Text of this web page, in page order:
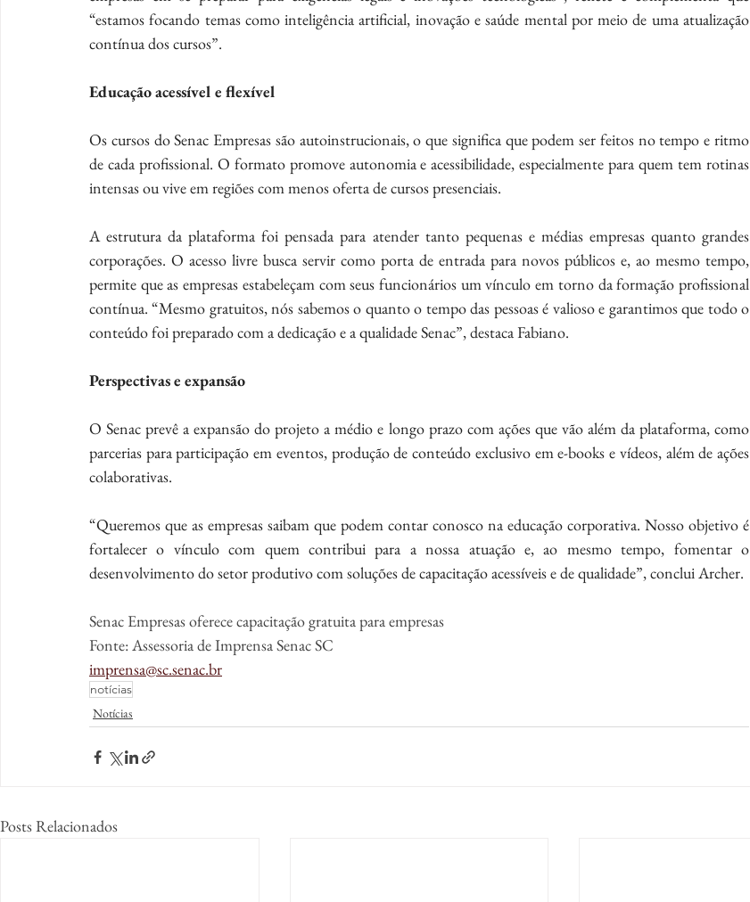
“estamos focando temas como inteligência artificial, inovação e saúde mental por meio de uma atualização
contínua dos cursos”.
Educação acessível e flexível
Os cursos do Senac Empresas são autoinstrucionais, o que significa que podem ser feitos no tempo e ritmo
de cada profissional. O formato promove autonomia e acessibilidade, especialmente para quem tem rotinas
intensas ou vive em regiões com menos oferta de cursos presenciais.
A estrutura da plataforma foi pensada para atender tanto pequenas e médias empresas quanto grandes
corporações. O acesso livre busca servir como porta de entrada para novos públicos e, ao mesmo tempo,
permite que as empresas estabeleçam com seus funcionários um vínculo em torno da formação profissional
contínua. “Mesmo gratuitos, nós sabemos o quanto o tempo das pessoas é valioso e garantimos que todo o
conteúdo foi preparado com a dedicação e a qualidade Senac”, destaca Fabiano.
Perspectivas e expansão
O Senac prevê a expansão do projeto a médio e longo prazo com ações que vão além da plataforma, como
parcerias para participação em eventos, produção de conteúdo exclusivo em e-books e vídeos, além de ações
colaborativas.
“Queremos que as empresas saibam que podem contar conosco na educação corporativa. Nosso objetivo é
fortalecer o vínculo com quem contribui para a nossa atuação e, ao mesmo tempo, fomentar o
desenvolvimento do setor produtivo com soluções de capacitação acessíveis e de qualidade”, conclui Archer.
Senac Empresas oferece capacitação gratuita para empresas
Fonte: Assessoria de Imprensa Senac SC
imprensa@sc.senac.br
notícias
Notícias
Posts Relacionados